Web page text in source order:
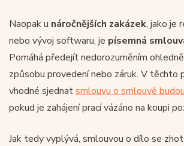
Naopak u náročnějších zakázek, jako je
nebo vývoj softwaru, je písemná
Pomáhá předejít nedorozuměním
způsobu provedení nebo záruk. V těchto
vhodné sjednatsmlouvu o smlouvě
pokud je zahájení prací vázáno na koupi
Jak tedy vyplývá, smlouvou o dílo se